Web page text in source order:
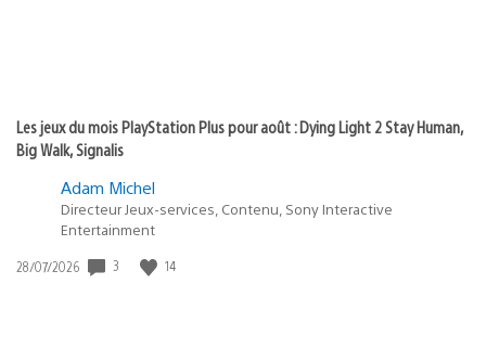
Les jeux du mois PlayStation Plus pour août : Dying Light 2 Stay Human,
Big Walk, Signalis
Adam Michel
Directeur Jeux-services, Contenu, Sony Interactive
Entertainment
Date
28/07/2026 3 14